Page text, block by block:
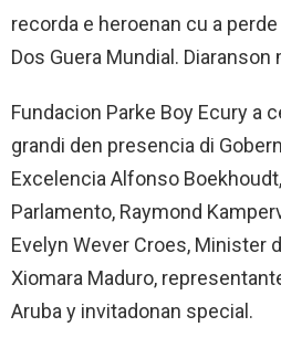
recorda e heroenan cu a
Dos Guera Mundial. Diaranson
Fundacion Parke Boy Ecury a
grandi den presencia di
Excelencia Alfonso
Parlamento, Raymond
Evelyn Wever Croes, Minister
Xiomara Maduro,
Aruba y invitadonan special.